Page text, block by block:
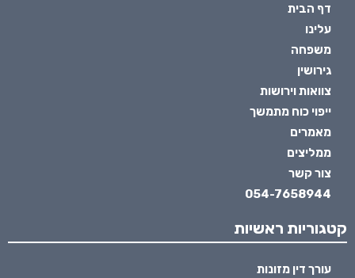
דף הבית
עלינו
משפחה
גירושין
צוואות וירושות
ייפוי כוח מתמשך
מאמרים
ממליצים
צור קשר
054-7658944
קטגוריות ראשיות
עורך דין מזונות